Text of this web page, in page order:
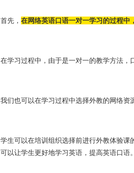
首先， 在网络英语口语一对一学习的过程中
在学习过程中，由于是一对一的教学方法，
我们也可以在学习过程中选择外教的网络资
学生可以在培训组织选择前进行外教体验
可以让学生更好地学习英语，提高英语口语。